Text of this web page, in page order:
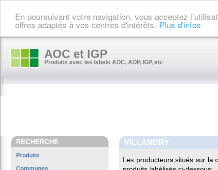
En poursuivant votre navigation, vous acceptez
offres adaptés à vos centres d'intérêts. Plus d'infos
AOC et IGP
Produits avec les labels AOC, AOP, IGP, etc
RECHERCHE
Produits
Communes
VILLANDRY
Les producteurs situés sur la